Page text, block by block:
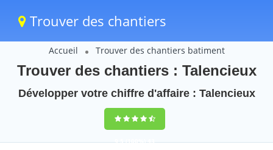
Trouver des chantiers
Accueil Trouver des chantiers batiment
Trouver des chantiers : Talencieux
Développer votre chiffre d'affaire : Talencieux
9,5(100%)43